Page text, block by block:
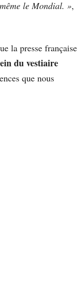
le Mondial. »,
la presse française
du vestiaire
que nous